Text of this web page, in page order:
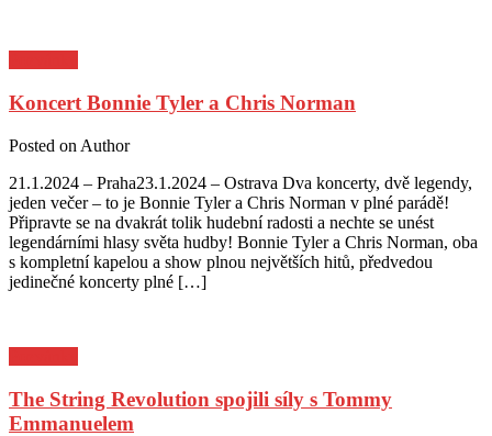
Koncert Bonnie Tyler a Chris Norman
Posted on Author
21.1.2024 – Praha23.1.2024 – Ostrava Dva koncerty, dvě legendy,
jeden večer – to je Bonnie Tyler a Chris Norman v plné parádě!
Připravte se na dvakrát tolik hudební radosti a nechte se unést
legendárními hlasy světa hudby! Bonnie Tyler a Chris Norman, oba
s kompletní kapelou a show plnou největších hitů, předvedou
jedinečné koncerty plné […]
The String Revolution spojili síly s Tommy
Emmanuelem